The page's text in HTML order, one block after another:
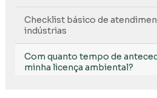
Checklist básico de
indústrias
Com quanto tempo de
minha licença ambiental?